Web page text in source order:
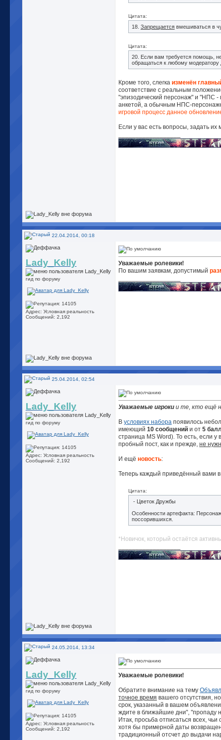
Цитата:
18. Запрещается вмешиваться в
Цитата:
20. Если вам требуется помощь,
обращаться к любому модератору
Кроме того, слегка изменён
соответствие с реальным
"эпизодический персонаж" и "НПС -
анкетой, а обычным НПС-
игровой процесс данное
Если у вас есть вопросы, задать
22.04.2014, 00:18
Lady_Kelly
гид по форуму
Адрес: Условная реальность
Сообщений: 2,192
Уважаемые ролевики!
По вашим заявкам, допустимый
25.04.2014, 02:54
Lady_Kelly
гид по форуму
Адрес: Условная реальность
Сообщений: 2,192
Уважаемые игроки и те, кто ещё
В условиях набора появилось
имеющий 10 сообщений и от 5
страница MS Word). То есть, если
пробный пост, как и прежде, не
И ещё новость:
Теперь каждый приведённый вами
Цитата:
- Цветок Дружбы
Особенности артефакта:
поссорившихся.
*Новичок, который остаётся
24.05.2014, 13:34
Lady_Kelly
гид по форуму
Адрес: Условная реальность
Сообщений: 2,192
Уважаемые ролевики!
Обратите внимание на тему
точное время вашего отсутствия,
срок, указанный в вашем
ждите в ближайшие дни", "пропаду
Итак, просьба отписаться всех,
хотя бы примерной даты
традиционный отсчет до выдачи